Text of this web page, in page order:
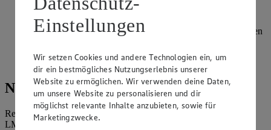
Kühlschrank festwerden lassen.
Die restliche Götterspeise löffelweise auf der Creme verteilen
Wackelpudding-Kuchen servieren.
Nährwerte
Referenzmenge für einen durchschnittlichen Erwachsenen laut
LMIV (8.400 kJ/2.000 kcal).
Einstellungen
Wir setzen Cookies und andere Technologien ein, um
dir ein bestmögliches Nutzungserlebnis unserer
Website zu ermöglichen. Wir verwenden deine Daten,
um unsere Website zu personalisieren und dir
möglichst relevante Inhalte anzubieten, sowie für
Marketingzwecke.